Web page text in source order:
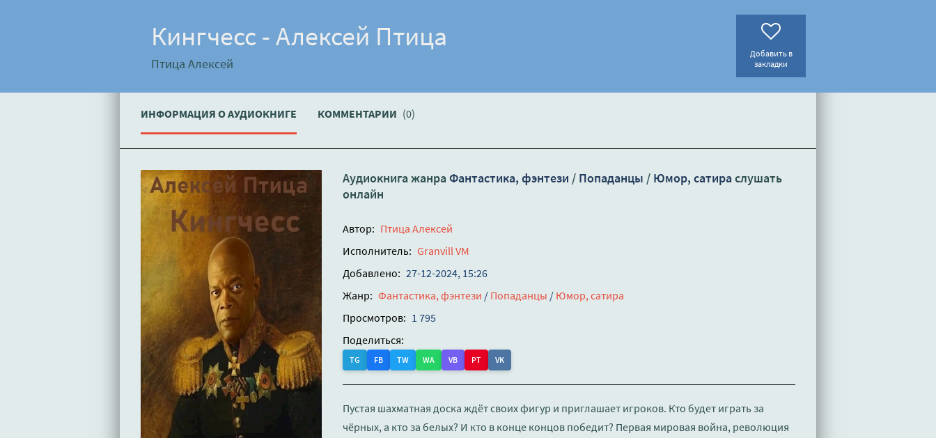
Кингчесс - Алексей Птица
Птица Алексей
Добавить в
закладки
ИНФОРМАЦИЯ О АУДИОКНИГЕ КОММЕНТАРИИ (0)
Аудиокнига жанра Фантастика, фэнтези / Попаданцы / Юмор, сатираслушать
онлайн
Автор: Птица Алексей
Исполнитель: Granvill VM
Добавлено: 27-12-2024, 15:26
Жанр: Фантастика, фэнтези / Попаданцы / Юмор, сатира
Просмотров: 1 795
Поделиться:
TG FB TW WA VB PT VK
Пустая шахматная доска ждёт своих фигур и приглашает игроков. Кто будет играть за
чёрных, а кто за белых? И кто в конце концов победит? Первая мировая война, революция